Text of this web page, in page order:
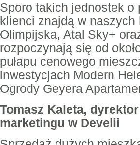
Sporo takich jednostek o
klienci znajdą w
Olimpijska, Atal Sky+
rozpoczynają się od
pułapu cenowego
inwestycjach Modern
Ogrody Geyera
Tomasz Kaleta,
marketingu w Develii